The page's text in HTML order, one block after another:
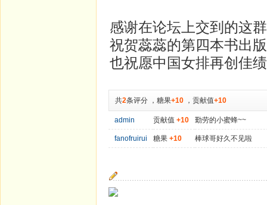
感谢在论坛上交到的这
祝贺蕊蕊的第四本书出版
也祝愿中国女排再创佳绩
共2条评分 ， 糖果+10 ， 贡献值+10
admin 贡献值 +10 勤劳的小蜜蜂~~
fanofruirui 糖果 +10 棒球哥好久不见啦